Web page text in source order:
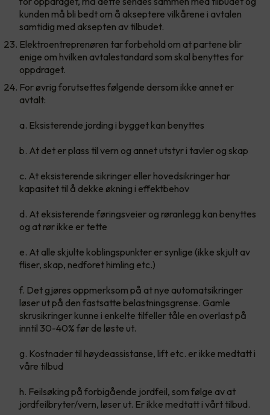
kunden må bli bedt om å akseptere vilkårene i avtalen
samtidig med aksepten av tilbudet.
Elektroentreprenøren tar forbehold om at partene blir
enige om hvilken avtalestandard som skal benyttes for
oppdraget.
For øvrig forutsettes følgende dersom ikke annet er
avtalt:
a. Eksisterende jording i bygget kan benyttes
b. At det er plass til vern og annet utstyr i tavler og skap
c. At eksisterende sikringer eller hovedsikringer har
kapasitet til å dekke økning i effektbehov
d. At eksisterende føringsveier og røranlegg kan benyttes
og at rør ikke er tette
e. At alle skjulte koblingspunkter er synlige (ikke skjult av
fliser, skap, nedforet himling etc.)
f. Det gjøres oppmerksom på at nye automatsikringer
løser ut på den fastsatte belastningsgrense. Gamle
skrusikringer kunne i enkelte tilfeller tåle en overlast på
inntil 30-40% før de løste ut.
g. Kostnader til høydeassistanse, lift etc. er ikke medtatt i
våre tilbud
h. Feilsøking på forbigående jordfeil, som følge av at
jordfeilbryter/vern, løser ut. Er ikke medtatt i vårt tilbud.